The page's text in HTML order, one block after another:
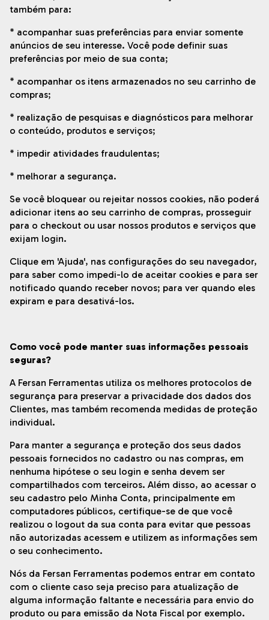
também para:
* acompanhar suas preferências para enviar somente
anúncios de seu interesse. Você pode definir suas
preferências por meio de sua conta;
* acompanhar os itens armazenados no seu carrinho de
compras;
* realização de pesquisas e diagnósticos para melhorar
o conteúdo, produtos e serviços;
* impedir atividades fraudulentas;
* melhorar a segurança.
Se você bloquear ou rejeitar nossos cookies, não poderá
adicionar itens ao seu carrinho de compras, prosseguir
para o checkout ou usar nossos produtos e serviços que
exijam login.
Clique em 'Ajuda', nas configurações do seu navegador,
para saber como impedi-lo de aceitar cookies e para ser
notificado quando receber novos; para ver quando eles
expiram e para desativá-los.
Como você pode manter suas informações pessoais
seguras?
A Fersan Ferramentas utiliza os melhores protocolos de
segurança para preservar a privacidade dos dados dos
Clientes, mas também recomenda medidas de proteção
individual.
Para manter a segurança e proteção dos seus dados
pessoais fornecidos no cadastro ou nas compras, em
nenhuma hipótese o seu login e senha devem ser
compartilhados com terceiros. Além disso, ao acessar o
seu cadastro pelo Minha Conta, principalmente em
computadores públicos, certifique-se de que você
realizou o logout da sua conta para evitar que pessoas
não autorizadas acessem e utilizem as informações sem
o seu conhecimento.
Nós da Fersan Ferramentas podemos entrar em contato
com o cliente caso seja preciso para atualização de
alguma informação faltante e necessária para envio do
produto ou para emissão da Nota Fiscal por exemplo.